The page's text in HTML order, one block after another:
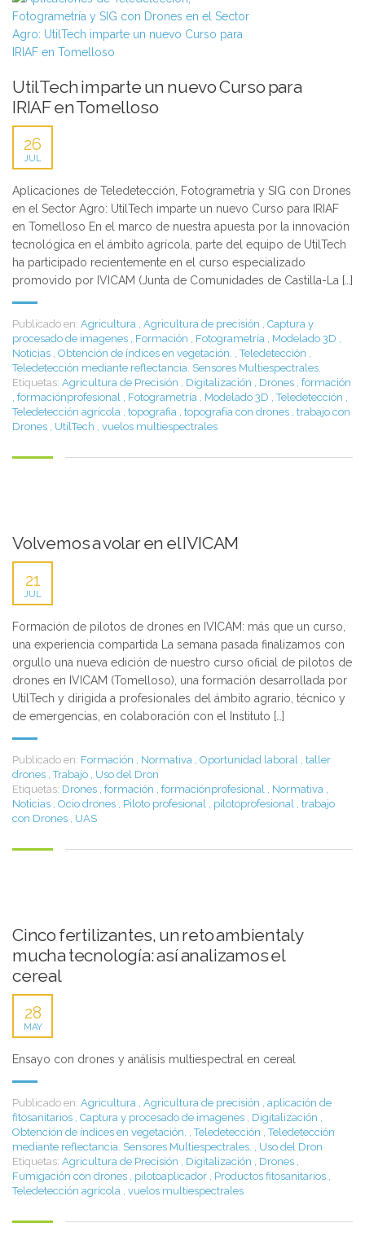
UtilTech imparte un nuevo Curso para
IRIAF en Tomelloso
26
JUL
Aplicaciones de Teledetección, Fotogrametría y SIG con Drones
en el Sector Agro: UtilTech imparte un nuevo Curso para IRIAF
en Tomelloso En el marco de nuestra apuesta por la innovación
tecnológica en el ámbito agrícola, parte del equipo de UtilTech
ha participado recientemente en el curso especializado
promovido por IVICAM (Junta de Comunidades de Castilla-La […]
Publicado en: Agricultura , Agricultura de precisión , Captura y
procesado de imagenes , Formación , Fotogrametría , Modelado 3D ,
Noticias , Obtención de índices en vegetación. , Teledetección ,
Teledetección mediante reflectancia. Sensores Multiespectrales.
Etiquetas: Agricultura de Precisión , Digitalización , Drones , formación
, formaciónprofesional , Fotogrametría , Modelado 3D , Teledetección ,
Teledetección agrícola , topografia , topografía con drones , trabajo con
Drones , UtilTech , vuelos multiespectrales
Volvemos a volar en el IVICAM
21
JUL
Formación de pilotos de drones en IVICAM: más que un curso,
una experiencia compartida La semana pasada finalizamos con
orgullo una nueva edición de nuestro curso oficial de pilotos de
drones en IVICAM (Tomelloso), una formación desarrollada por
UtilTech y dirigida a profesionales del ámbito agrario, técnico y
de emergencias, en colaboración con el Instituto […]
Publicado en: Formación , Normativa , Oportunidad laboral , taller
drones , Trabajo , Uso del Dron
Etiquetas: Drones , formación , formaciónprofesional , Normativa ,
Noticias , Ocio drones , Piloto profesional , pilotoprofesional , trabajo
con Drones , UAS
Cinco fertilizantes, un reto ambiental y
mucha tecnología: así analizamos el
cereal
28
MAY
Ensayo con drones y análisis multiespectral en cereal
Publicado en: Agricultura , Agricultura de precisión , aplicación de
fitosanitarios , Captura y procesado de imagenes , Digitalización ,
Obtención de índices en vegetación. , Teledetección , Teledetección
mediante reflectancia. Sensores Multiespectrales. , Uso del Dron
Etiquetas: Agricultura de Precisión , Digitalización , Drones ,
Fumigación con drones , pilotoaplicador , Productos fitosanitarios ,
Teledetección agrícola , vuelos multiespectrales